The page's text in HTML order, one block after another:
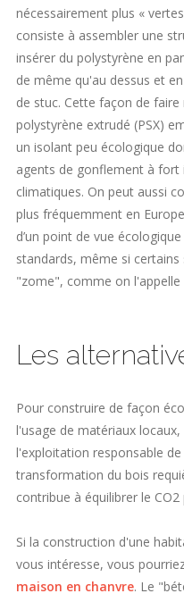
nécessairement plus «
consiste à assembler une
insérer du polystyrène en
de même qu'au dessus et
de stuc. Cette façon de
polystyrène extrudé (PSX)
un isolant peu écologique
agents de gonflement à fort
climatiques. On peut aussi
plus fréquemment en
d’un point de vue
standards, même si
"zome", comme on
Les
Pour construire de façon
l'usage de matériaux
l'exploitation responsable
transformation du bois
contribue à équilibrer le
Si la construction d'une
vous intéresse, vous
maison en chanvre. Le